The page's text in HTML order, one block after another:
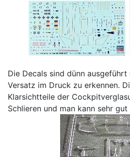
Die Decals sind dünn
Versatz im Druck zu erkennen.
Klarsichtteile der
Schlieren und man kann sehr gut